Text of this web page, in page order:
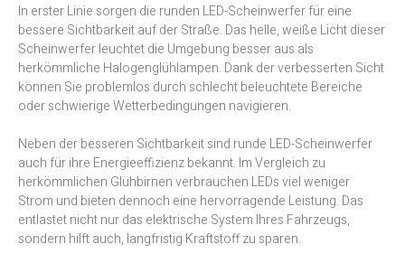
In erster Linie sorgen die runden LED-Scheinwerfer für eine
bessere Sichtbarkeit auf der Straße. Das helle, weiße Licht dieser
Scheinwerfer leuchtet die Umgebung besser aus als
herkömmliche Halogenglühlampen. Dank der verbesserten Sicht
können Sie problemlos durch schlecht beleuchtete Bereiche
oder schwierige Wetterbedingungen navigieren.
Neben der besseren Sichtbarkeit sind runde LED-Scheinwerfer
auch für ihre Energieeffizienz bekannt. Im Vergleich zu
herkömmlichen Glühbirnen verbrauchen LEDs viel weniger
Strom und bieten dennoch eine hervorragende Leistung. Das
entlastet nicht nur das elektrische System Ihres Fahrzeugs,
sondern hilft auch, langfristig Kraftstoff zu sparen.